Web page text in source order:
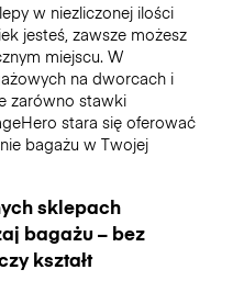
w niezliczonej ilości
jesteś, zawsze możesz
miejscu. W
na dworcach i
zarówno stawki
stara się oferować
bagażu w Twojej
sklepach
bagażu – bez
kształt